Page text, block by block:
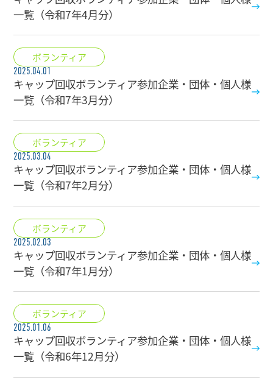
一覧（令和7年4月分）
ボランティア
2025.04.01
キャップ回収ボランティア参加企業・団体・個人様
一覧（令和7年3月分）
ボランティア
2025.03.04
キャップ回収ボランティア参加企業・団体・個人様
一覧（令和7年2月分）
ボランティア
2025.02.03
キャップ回収ボランティア参加企業・団体・個人様
一覧（令和7年1月分）
ボランティア
2025.01.06
キャップ回収ボランティア参加企業・団体・個人様
一覧（令和6年12月分）